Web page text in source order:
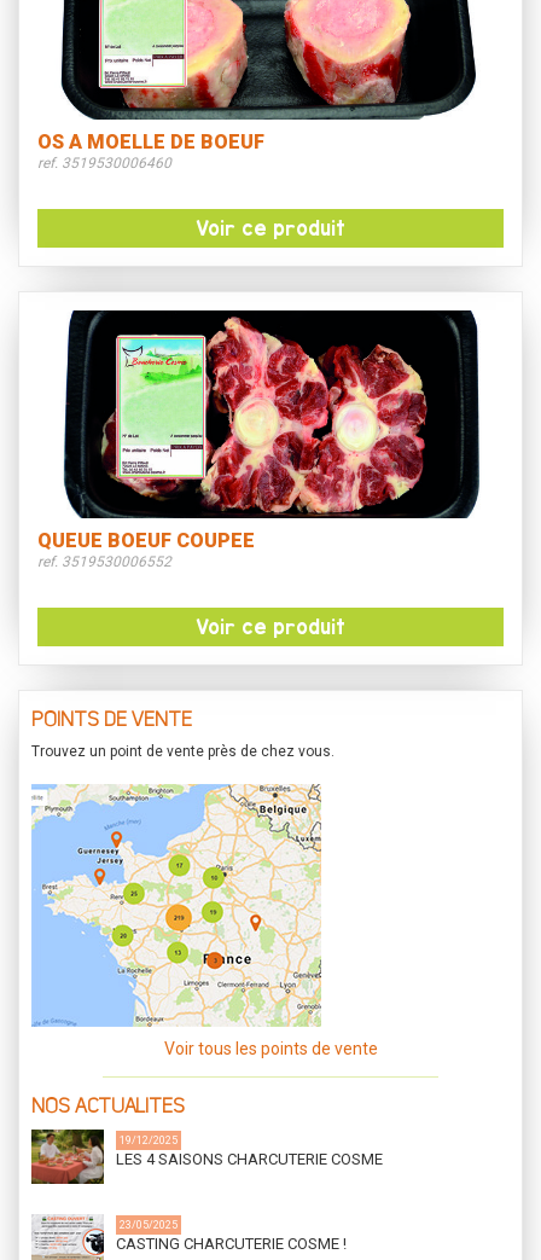
OS A MOELLE DE BOEUF
ref. 3519530006460
Voir ce produit
QUEUE BOEUF COUPEE
ref. 3519530006552
Voir ce produit
POINTS DE VENTE
Trouvez un point de vente près de chez vous.
Voir tous les points de vente
NOS ACTUALITES
19/12/2025
LES 4 SAISONS CHARCUTERIE COSME
23/05/2025
CASTING CHARCUTERIE COSME !